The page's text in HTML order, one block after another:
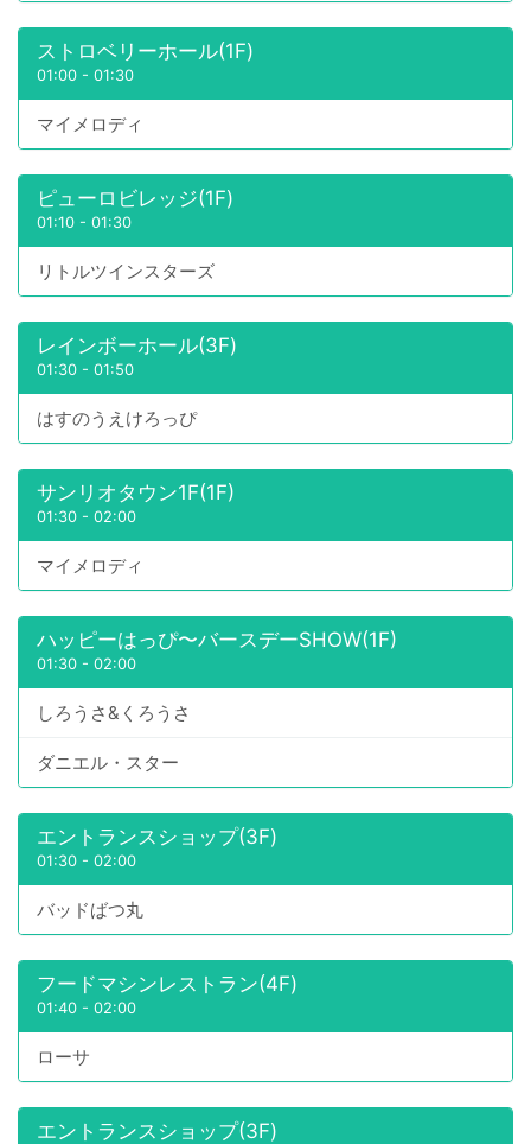
ストロベリーホール(1F)
01:00 - 01:30
マイメロディ
ピューロビレッジ(1F)
01:10 - 01:30
リトルツインスターズ
レインボーホール(3F)
01:30 - 01:50
はすのうえけろっぴ
サンリオタウン1F(1F)
01:30 - 02:00
マイメロディ
ハッピーはっぴ〜バースデーSHOW(1F)
01:30 - 02:00
しろうさ&くろうさ
ダニエル・スター
エントランスショップ(3F)
01:30 - 02:00
バッドばつ丸
フードマシンレストラン(4F)
01:40 - 02:00
ローサ
エントランスショップ(3F)